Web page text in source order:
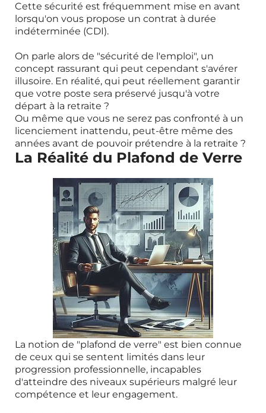
Cette sécurité est fréquemment mise en avant
lorsqu'on vous propose un contrat à durée
indéterminée (CDI).
On parle alors de "sécurité de l'emploi", un
concept rassurant qui peut cependant s'avérer
illusoire. En réalité, qui peut réellement garantir
que votre poste sera préservé jusqu'à votre
départ à la retraite ?
Ou même que vous ne serez pas confronté à un
licenciement inattendu, peut-être même des
années avant de pouvoir prétendre à la retraite ?
La Réalité du Plafond de Verre
La notion de "plafond de verre" est bien connue
de ceux qui se sentent limités dans leur
progression professionnelle, incapables
d'atteindre des niveaux supérieurs malgré leur
compétence et leur engagement.